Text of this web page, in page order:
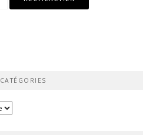
CATÉGORIES